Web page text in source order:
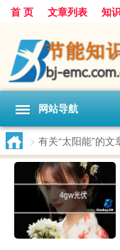
首 页 文章列表 知
网站导航
> 有关“太阳能”的文